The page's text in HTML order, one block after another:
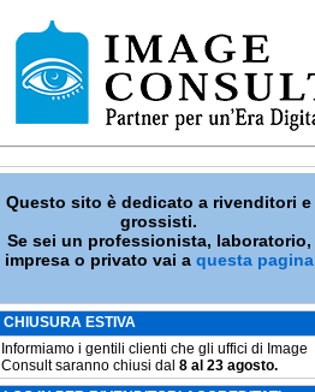
Questo sito è dedicato a rivenditori e
grossisti.
Se sei un professionista, laboratorio,
impresa o privato vai a questa pagina
CHIUSURA ESTIVA
Informiamo i gentili clienti che gli uffici di Image
Consult saranno chiusi dal 8 al 23 agosto.